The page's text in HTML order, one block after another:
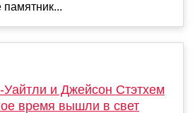
памятник...
Уайтли и Джейсон Стэтхем
время вышли в свет